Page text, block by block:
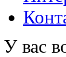
У вас